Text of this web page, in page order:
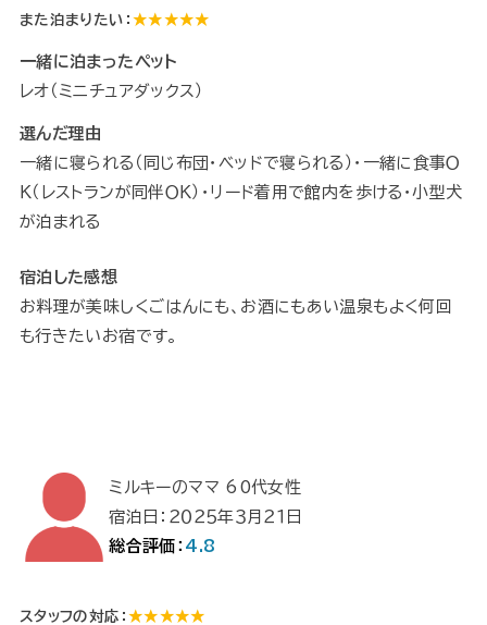
また泊まりたい： ★★★★★
一緒に泊まったペット
レオ（ミニチュアダックス）
選んだ理由
一緒に寝られる（同じ布団・ベッドで寝られる）・一緒に食事Ｏ
Ｋ（レストランが同伴ＯＫ）・リード着用で館内を歩ける・小型犬
が泊まれる
宿泊した感想
お料理が美味しくごはんにも、お酒にもあい温泉もよく何回
も行きたいお宿です。
ミルキーのママ 60代女性
宿泊日：２０２５年３月２１日
総合評価： 4.8
スタッフの対応： ★★★★★